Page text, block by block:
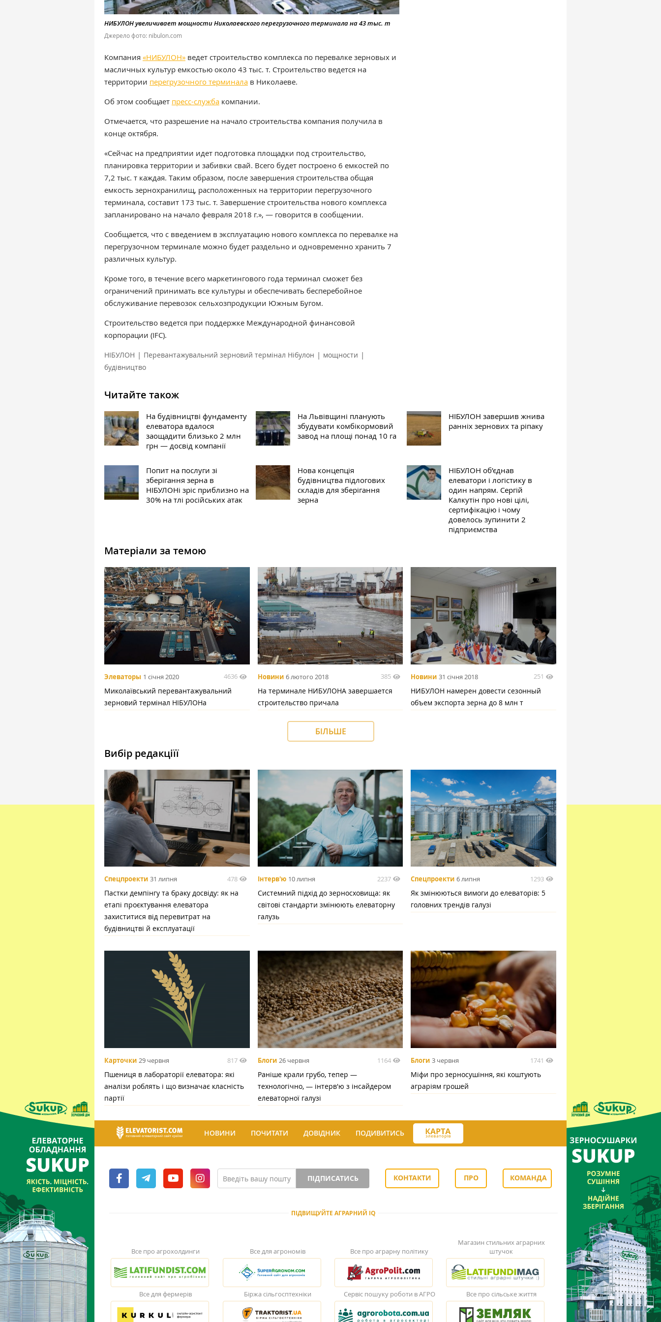
НИБУЛОН увеличивает мощности Николаевского перегрузочного терминала на 43 тыс. т
Джерело фото: nibulon.com
Компания «НИБУЛОН» ведет строительство комплекса по перевалке зерновых и
масличных культур емкостью около 43 тыс. т. Строительство ведется на
территории перегрузочного терминала в Николаеве.
Об этом сообщает пресс-служба компании.
Отмечается, что разрешение на начало строительства компания получила в
конце октября.
«Сейчас на предприятии идет подготовка площадки под строительство,
планировка территории и забивки свай. Всего будет построено 6 емкостей по
7,2 тыс. т каждая. Таким образом, после завершения строительства общая
емкость зернохранилищ, расположенных на территории перегрузочного
терминала, составит 173 тыс. т. Завершение строительства нового комплекса
запланировано на начало февраля 2018 г.», — говорится в сообщении.
Сообщается, что с введением в эксплуатацию нового комплекса по перевалке на
перегрузочном терминале можно будет раздельно и одновременно хранить 7
различных культур.
Кроме того, в течение всего маркетингового года терминал сможет без
ограничений принимать все культуры и обеспечивать бесперебойное
обслуживание перевозок сельхозпродукции Южным Бугом.
Строительство ведется при поддержке Международной финансовой
корпорации (IFC).
НІБУЛОН | Перевантажувальний зерновий термінал Нібулон | мощности |
будівництво
Читайте також
На будівництві фундаменту
елеватора вдалося
заощадити близько 2 млн
грн — досвід компанії
На Львівщині планують
збудувати комбікормовий
завод на площі понад 10 га
НІБУЛОН завершив жнива
ранніх зернових та ріпаку
Попит на послуги зі
зберігання зерна в
НІБУЛОНі зріс приблизно на
30% на тлі російських атак
Нова концепція
будівництва підлогових
складів для зберігання
зерна
НІБУЛОН об’єднав
елеватори і логістику в
один напрям. Сергій
Калкутін про нові цілі,
сертифікацію і чому
довелось зупинити 2
підприємства
Матеріали за темою
Элеваторы 1 січня 2020 4636
Миколаївський перевантажувальний
зерновий термінал НІБУЛОНа
Новини 6 лютого 2018 385
На терминале НИБУЛОНА завершается
строительство причала
Новини 31 січня 2018 251
НИБУЛОН намерен довести сезонный
объем экспорта зерна до 8 млн т
БІЛЬШЕ
Вибір редакціїї
Спецпроекти 31 липня 478
Пастки демпінгу та браку досвіду: як на
етапі проєктування елеватора
захиститися від перевитрат на
будівництві й експлуатації
Інтерв'ю 10 липня 2237
Системний підхід до зерносховища: як
світові стандарти змінюють елеваторну
галузь
Спецпроекти 6 липня 1293
Як змінюються вимоги до елеваторів: 5
головних трендів галузі
Карточки 29 червня 817
Пшениця в лабораторії елеватора: які
аналізи роблять і що визначає класність
партії
Блоги 26 червня 1164
Раніше крали грубо, тепер —
технологічно, — інтерв'ю з інсайдером
елеваторної галузі
Блоги 3 червня 1741
Міфи про зерносушіння, які коштують
аграріям грошей
НОВИНИ ПОЧИТАТИ ДОВІДНИК ПОДИВИТИСЬ
ПІДПИСАТИСЬ КОНТАКТИ
ПРО
КОМАНДА
ПІДВИЩУЙТЕ АГРАРНИЙ IQ
Все про агрохолдинги Все для агрономів Все про аграрну політику
Магазин стильних аграрних
штучок
Все для фермерів Біржа сільгосптехніки Сервіс пошуку роботи в АГРО Все про сільське життя